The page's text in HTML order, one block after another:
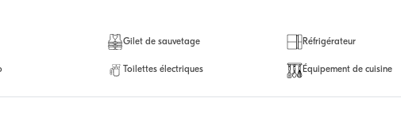
Gilet de sauvetage Réfrigérateur
Toilettes électriques Équipement de cuisine